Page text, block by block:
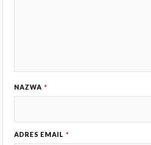
NAZWA *
ADRES EMAIL *